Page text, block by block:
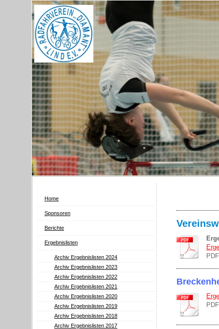
Home
Sponsoren
Berichte
Ergebnislisten
Archiv Ergebnislisten 2024
Archiv Ergebnislisten 2023
Archiv Ergebnislisten 2022
Archiv Ergebnislisten 2021
Archiv Ergebnislisten 2020
Archiv Ergebnislisten 2019
Archiv Ergebnislisten 2018
Archiv Ergebnislisten 2017